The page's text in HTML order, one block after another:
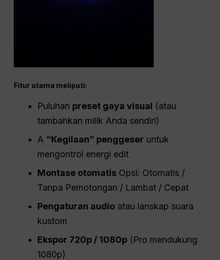
Fitur utama meliputi:
Puluhan preset gaya visual (atau
tambahkan milik Anda sendiri)
A “Kegilaan” penggeser untuk
mengontrol energi edit
Montase otomatis Opsi: Otomatis /
Tanpa Pemotongan / Lambat / Cepat
Pengaturan audio atau lanskap suara
kustom
Ekspor 720p / 1080p (Pro mendukung
1080p)